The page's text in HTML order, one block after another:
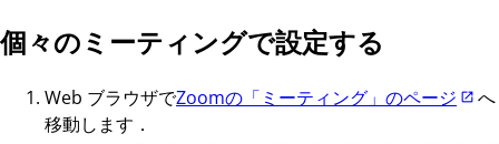
個々のミーティングで設定する
Web ブラウザでZoomの「ミーティング」のページ
へ
移動します．